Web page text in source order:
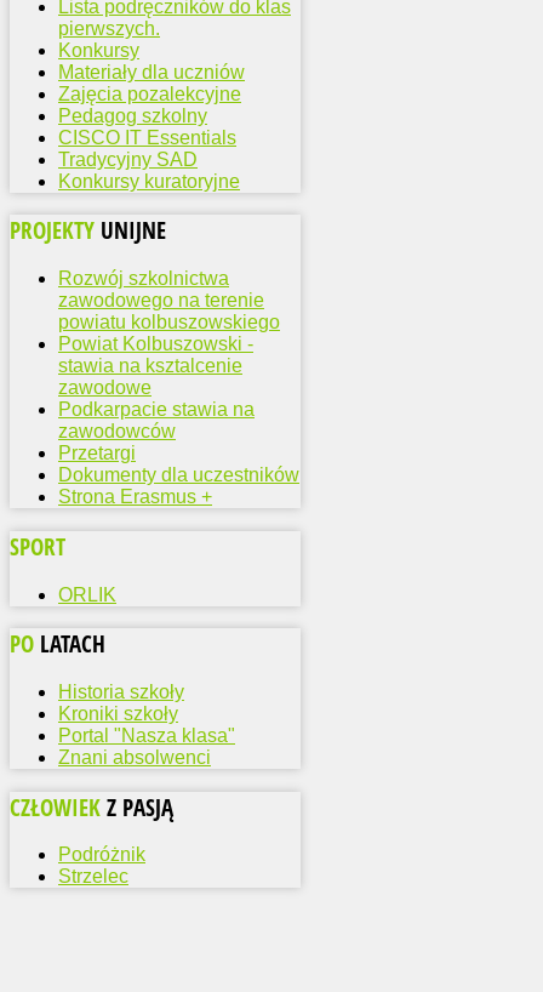
Lista podręczników do klas
pierwszych.
Konkursy
Materiały dla uczniów
Zajęcia pozalekcyjne
Pedagog szkolny
CISCO IT Essentials
Tradycyjny SAD
Konkursy kuratoryjne
PROJEKTY UNIJNE
Rozwój szkolnictwa
zawodowego na terenie
powiatu kolbuszowskiego
Powiat Kolbuszowski -
stawia na ksztalcenie
zawodowe
Podkarpacie stawia na
zawodowców
Przetargi
Dokumenty dla uczestników
Strona Erasmus +
SPORT
ORLIK
PO LATACH
Historia szkoły
Kroniki szkoły
Portal "Nasza klasa"
Znani absolwenci
CZŁOWIEK Z PASJĄ
Podróżnik
Strzelec